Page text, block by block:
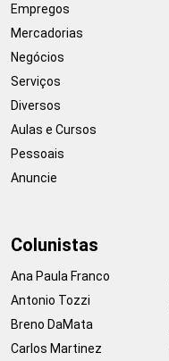
Empregos
Mercadorias
Negócios
Serviços
Diversos
Aulas e Cursos
Pessoais
Anuncie
Colunistas
Ana Paula Franco
Antonio Tozzi
Breno DaMata
Carlos Martinez